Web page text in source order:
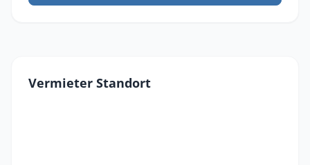
Vermieter Standort